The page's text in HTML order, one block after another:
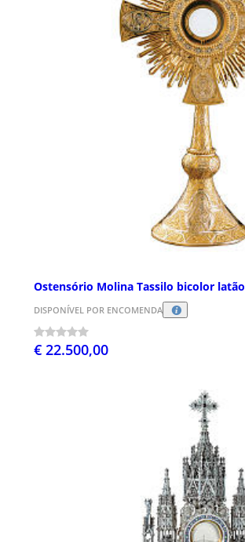
Ostensório Molina Tassilo bicolor latão
DISPONÍVEL POR ENCOMENDA
€ 22.500,00